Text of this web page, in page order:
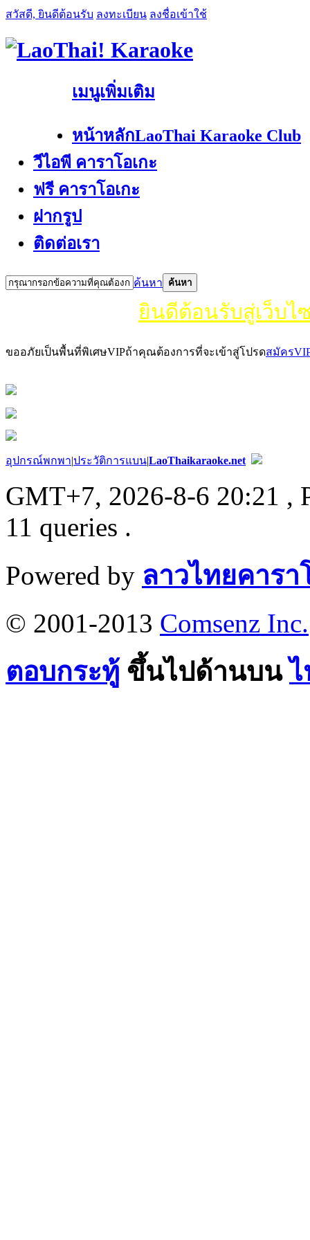
สวัสดี, ยินดีต้อนรับ ลงทะเบียน ลงชื่อเข้าใช้
เมนูเพิ่มเติม
หน้าหลักLaoThai Karaoke Club
วีไอพี คาราโอเกะ
ฟรี คาราโอเกะ
ฝากรูป
ติดต่อเรา
ค้นหา ค้นหา
ยินดีต้อนรับสู่เว็บไซ
ขออภัยเป็นพื้นที่พิเศษVIPถ้าคุณต้องการที่จะเข้าสู่โปรดสมัคร
อุปกรณ์พกพา|ประวัติการแบน|LaoThaikaraoke.net
GMT+7, 2026-8-6 20:21 ,
11 queries .
Powered by ลาวไทยคารา
© 2001-2013 Comsenz Inc.
ตอบกระทู้ ขึ้นไปด้านบน